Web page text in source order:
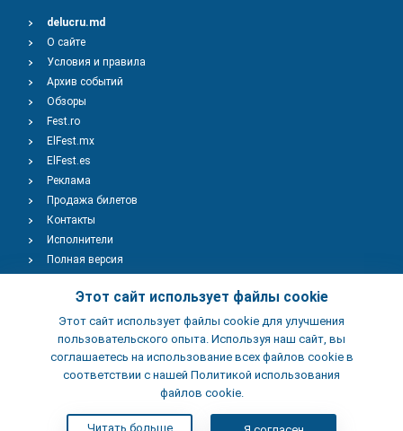
Этот сайт использует файлы cookie
Этот сайт использует файлы cookie для улучшения
пользовательского опыта. Используя наш сайт, вы
соглашаетесь на использование всех файлов cookie в
соответствии с нашей Политикой использования
файлов cookie.
Читать больше
delucru.md
О сайте
Условия и правила
Архив событий
Обзоры
Fest.ro
ElFest.mx
ElFest.es
Реклама
Продажа билетов
Контакты
Исполнители
Полная версия
Добавить Событие
Добавить Заведение